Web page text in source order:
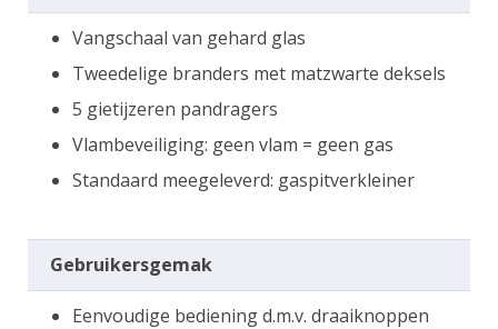
Vangschaal van gehard glas
Tweedelige branders met matzwarte deksels
5 gietijzeren pandragers
Vlambeveiliging: geen vlam = geen gas
Standaard meegeleverd: gaspitverkleiner
Gebruikersgemak
Eenvoudige bediening d.m.v. draaiknoppen